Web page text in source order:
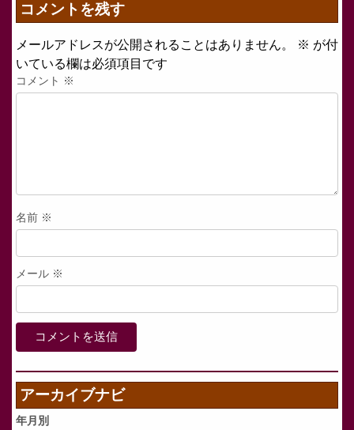
コメントを残す
メールアドレスが公開されることはありません。 ※ が付
いている欄は必須項目です
コメント ※
名前 ※
メール ※
アーカイブナビ
年月別